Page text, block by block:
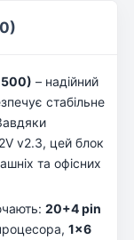
500) – надійний
стабільне
v2.3, цей блок
та офісних
20+4 pin
1×6